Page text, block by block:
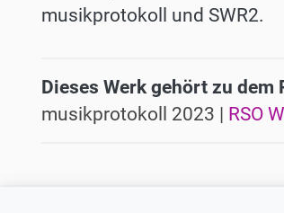
musikprotokoll und SWR2.
Dieses Werk gehört zu dem
musikprotokoll 2023 | RSO